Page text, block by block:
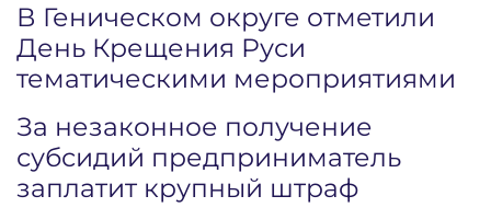
В Геническом округе отметили
День Крещения Руси
тематическими мероприятиями
За незаконное получение
субсидий предприниматель
заплатит крупный штраф